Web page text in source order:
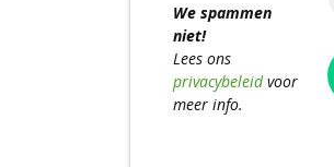
We spammen
niet!
Lees ons
privacybeleidvoor
meer info.